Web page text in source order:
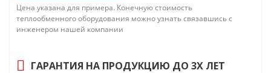
Цена указана для примера. Конечную стоимость
теплообменного оборудования можно узнать связавшись с
инженером нашей компании
ГАРАНТИЯ НА ПРОДУКЦИЮ ДО 3Х ЛЕТ